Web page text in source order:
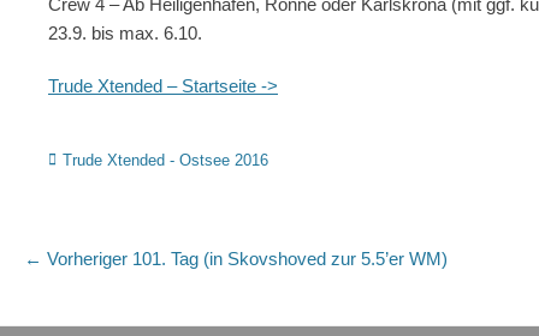
Crew 4 – Ab Heiligenhafen, Rönne oder Karlskrona (mit ggf.
23.9. bis max. 6.10.
Trude Xtended – Startseite ->
Kategorien
Trude Xtended - Ostsee 2016
Beitragsnavigation
← Vorheriger Vorheriger
101. Tag (in Skovshoved zur 5.5’er WM)